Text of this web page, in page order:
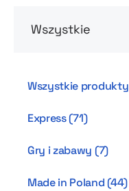
Wszystkie produkty
Express(71)
Gry i zabawy (7)
Made in Poland(44)